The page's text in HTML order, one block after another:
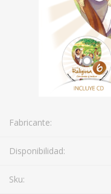
Fabricante:
Disponibilidad:
Sku: